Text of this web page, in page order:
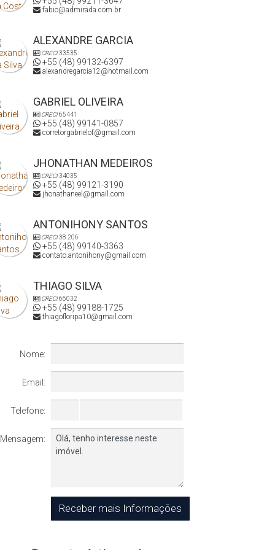
fabio@admirada.com.br
ALEXANDRE GARCIA
CRECI33535
+55 (48) 99132-6397
alexandregarcia12@hotmail.com
GABRIEL OLIVEIRA
CRECI65441
+55 (48) 99141-0857
corretorgabrielof@gmail.com
JHONATHAN MEDEIROS
CRECI34035
+55 (48) 99121-3190
jhonathaneel@gmail.com
ANTONIHONY SANTOS
CRECI38.206
+55 (48) 99140-3363
contato.antonihony@gmail.com
THIAGO SILVA
CRECI66032
+55 (48) 99188-1725
thiagofloripa10@gmail.com
Nome:
Email:
Telefone:
Mensagem: